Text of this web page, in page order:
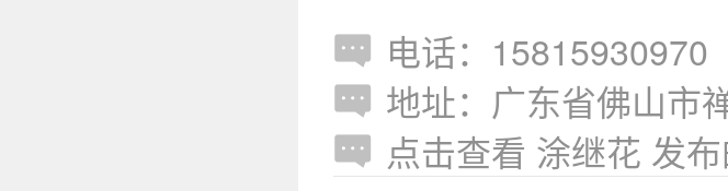
电话：15815930970
地址：广东省佛山市
点击查看 涂继花 发